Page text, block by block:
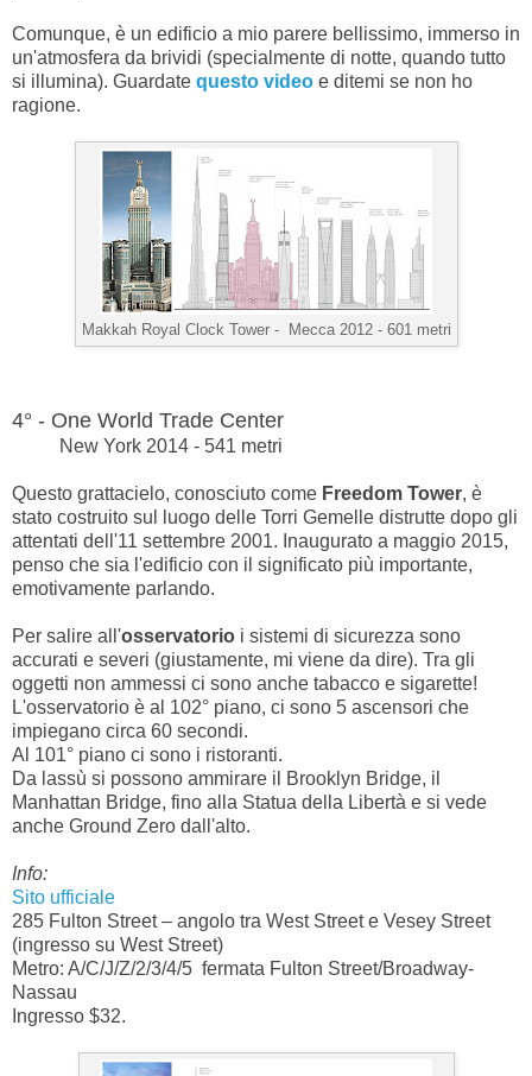
Comunque, è un edificio a mio parere bellissimo, immerso in
un'atmosfera da brividi (specialmente di notte, quando tutto
si illumina). Guardate questo video e ditemi se non ho
ragione.
Makkah Royal Clock Tower -Mecca 2012 - 601 metri
4° - One World Trade Center
New York 2014 - 541 metri
Questo grattacielo, conosciuto come Freedom Tower, è
stato costruito sul luogo delle Torri Gemelle distrutte dopo gli
attentati dell'11 settembre 2001. Inaugurato a maggio 2015,
penso che sia l'edificio con il significato più importante,
emotivamente parlando.
Per salire all'osservatorio i sistemi di sicurezza sono
accurati e severi (giustamente, mi viene da dire). Tra gli
oggetti non ammessi ci sono anche tabacco e sigarette!
L'osservatorio è al 102° piano, ci sono 5 ascensori che
impiegano circa 60 secondi.
Al 101° piano ci sono i ristoranti.
Da lassù si possono ammirare il Brooklyn Bridge, il
Manhattan Bridge, fino alla Statua della Libertà e si vede
anche Ground Zero dall'alto.
Info:
Sito ufficiale
285 Fulton Street – angolo tra West Street e Vesey Street
(ingresso su West Street)
Metro: A/C/J/Z/2/3/4/5 fermata Fulton Street/Broadway-
Nassau
Ingresso $32.